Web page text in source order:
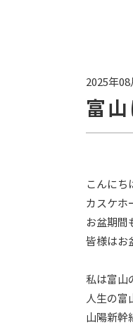
2025年
富
こんにち
カスケホ
お盆期間
皆様はお
私は富山
人生の富
山陽新幹